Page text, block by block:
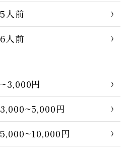
5人前
6人前
~3,000円
3,000~5,000円
5,000~10,000円